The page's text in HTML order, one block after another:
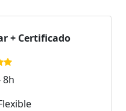
+ Certificado
8h